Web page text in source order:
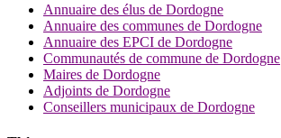
Annuaire des élus de Dordogne
Annuaire des communes de Dordogne
Annuaire des EPCI de Dordogne
Communautés de commune de Dordogne
Maires de Dordogne
Adjoints de Dordogne
Conseillers municipaux de Dordogne